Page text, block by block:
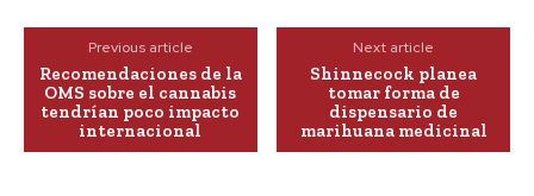
Previous article
Recomendaciones de la
OMS sobre el cannabis
tendrían poco impacto
internacional
Next article
Shinnecock planea
tomar forma de
dispensario de
marihuana medicinal